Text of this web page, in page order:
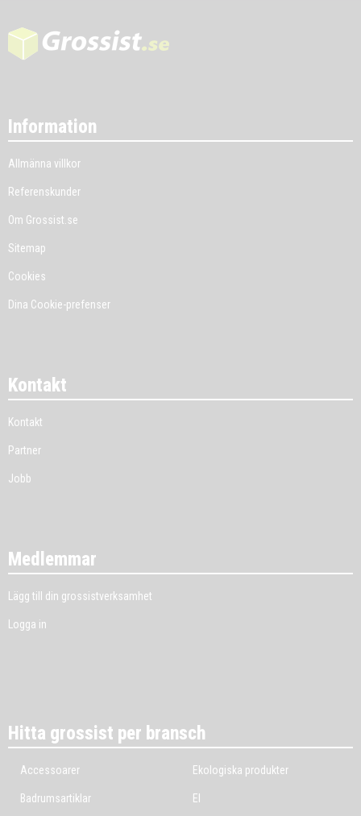
Information
Allmänna villkor
Referenskunder
Om Grossist.se
Sitemap
Cookies
Dina Cookie-prefenser
Kontakt
Kontakt
Partner
Jobb
Medlemmar
Lägg till din grossistverksamhet
Logga in
Hitta grossist per bransch
Accessoarer
Badrumsartiklar
Ekologiska produkter
El